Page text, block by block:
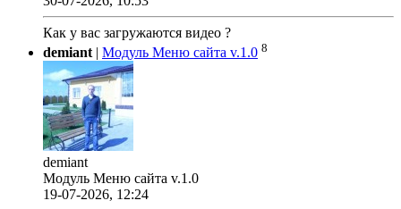
Как у вас загружаются видео ?
demiant | Модуль Меню сайта v.1.0 8
demiant
Модуль Меню сайта v.1.0
19-07-2026, 12:24